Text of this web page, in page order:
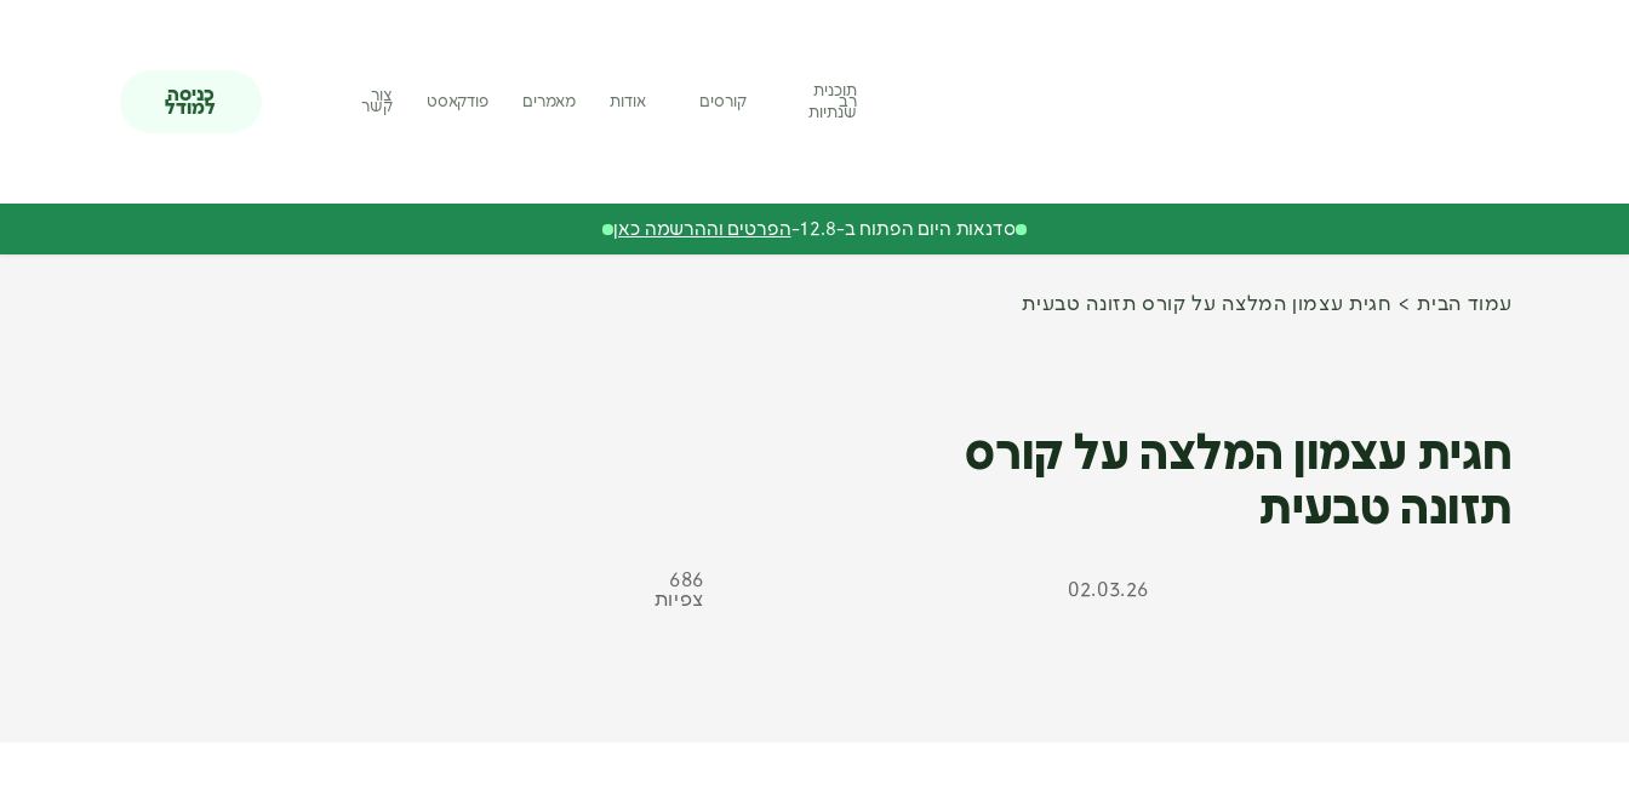
תוכנית
רב
שנתיות
קורסים אודות מאמרים פודקאסט צור
קשר
כניסה
למודל
סדנאות היום הפתוח ב-12.8- הפרטים וההרשמה כאן
עמוד הבית חגית עצמון המלצה על קורס תזונה טבעית
חגית עצמון המלצה על קורס
תזונה טבעית
02.03.26
686
צפיות